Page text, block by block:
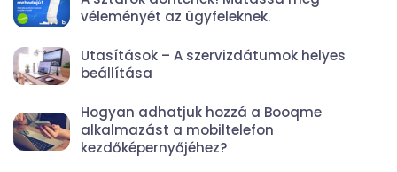
véleményét az ügyfeleknek.
Utasítások – A szervizdátumok helyes
beállítása
Hogyan adhatjuk hozzá a Booqme
alkalmazást a mobiltelefon
kezdőképernyőjéhez?